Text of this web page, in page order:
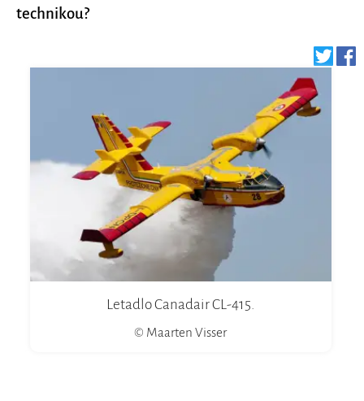
technikou?
Letadlo Canadair CL-415.
© Maarten Visser